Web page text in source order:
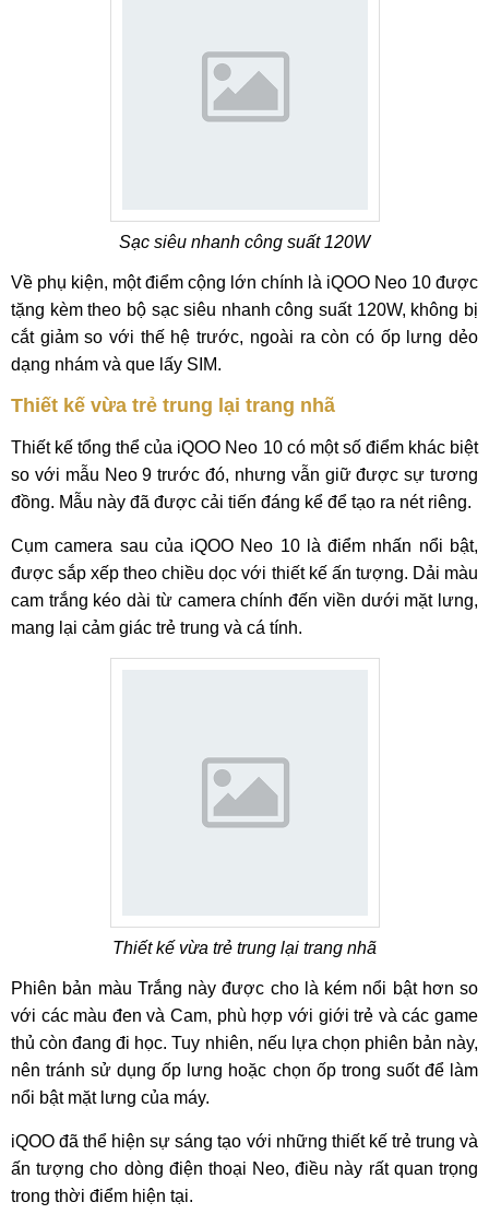
Sạc siêu nhanh công suất 120W
Về phụ kiện, một điểm cộng lớn chính là iQOO Neo 10 được
tặng kèm theo bộ sạc siêu nhanh công suất 120W, không bị
cắt giảm so với thế hệ trước, ngoài ra còn có ốp lưng dẻo
dạng nhám và que lấy SIM.
Thiết kế vừa trẻ trung lại trang nhã
Thiết kế tổng thể của iQOO Neo 10 có một số điểm khác biệt
so với mẫu Neo 9 trước đó, nhưng vẫn giữ được sự tương
đồng. Mẫu này đã được cải tiến đáng kể để tạo ra nét riêng.
Cụm camera sau của iQOO Neo 10 là điểm nhấn nổi bật,
được sắp xếp theo chiều dọc với thiết kế ấn tượng. Dải màu
cam trắng kéo dài từ camera chính đến viền dưới mặt lưng,
mang lại cảm giác trẻ trung và cá tính.
Thiết kế vừa trẻ trung lại trang nhã
Phiên bản màu Trắng này được cho là kém nổi bật hơn so
với các màu đen và Cam, phù hợp với giới trẻ và các game
thủ còn đang đi học. Tuy nhiên, nếu lựa chọn phiên bản này,
nên tránh sử dụng ốp lưng hoặc chọn ốp trong suốt để làm
nổi bật mặt lưng của máy.
iQOO đã thể hiện sự sáng tạo với những thiết kế trẻ trung và
ấn tượng cho dòng điện thoại Neo, điều này rất quan trọng
trong thời điểm hiện tại.